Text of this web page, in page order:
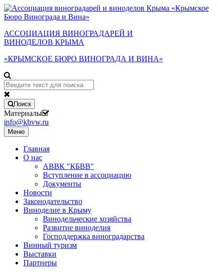
АССОЦИАЦИЯ ВИНОГРАДАРЕЙ И
ВИНОДЕЛОВ КРЫМА
«КРЫМСКОЕ БЮРО ВИНОГРАДА И ВИНА»
Поиск
Материалы
info@kbvw.ru
Меню
Главная
О нас
АВВК "КБВВ"
Вступление в ассоциацию
Документы
Новости
Законодательство
Виноделие в Крыму
Винодельческие хозяйства
Развитие виноделия
Господдержка виноградарства
Винный туризм
Выставки
Партнеры